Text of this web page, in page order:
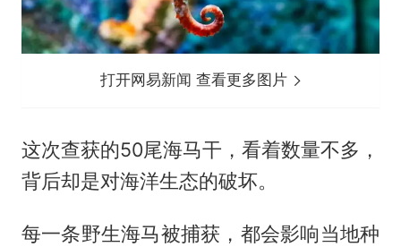
打开网易新闻 查看更多图片
这次查获的50尾海马干，看着数量不多，
背后却是对海洋生态的破坏。
每一条野生海马被捕获，都会影响当地种